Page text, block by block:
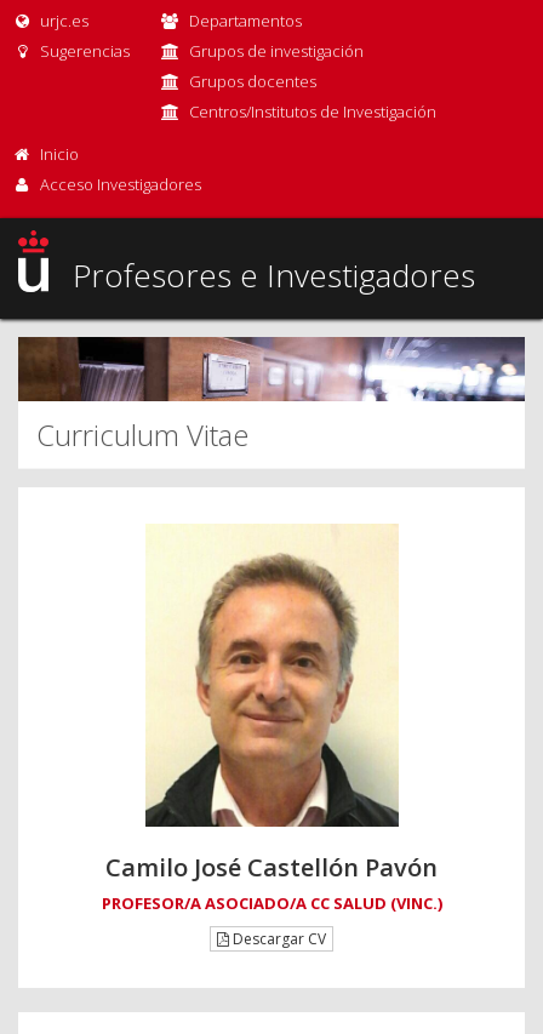
urjc.es
Sugerencias
Departamentos
Grupos de investigación
Grupos docentes
Centros/Institutos de Investigación
Inicio
Acceso Investigadores
Profesores e Investigadores
Curriculum Vitae
Camilo José Castellón Pavón
PROFESOR/A ASOCIADO/A CC SALUD (VINC.)
Descargar CV